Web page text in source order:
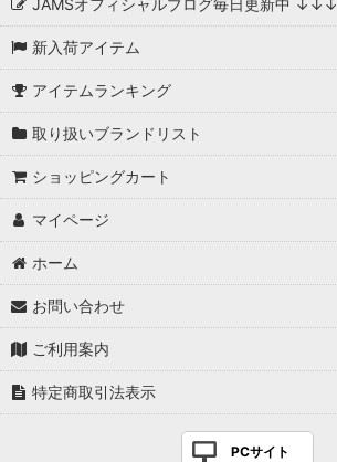
JAMSオフィシャルブログ毎日更新中 ↓↓↓
新入荷アイテム
アイテムランキング
取り扱いブランドリスト
ショッピングカート
マイページ
ホーム
お問い合わせ
ご利用案内
特定商取引法表示
PCサイト